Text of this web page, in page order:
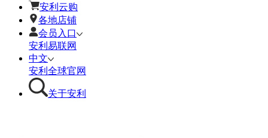
安利云购
各地店铺
会员入口
安利易联网
中文
安利全球官网
关于安利